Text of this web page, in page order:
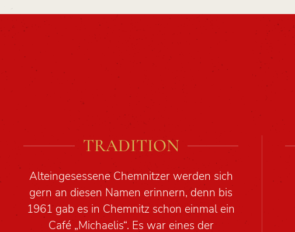
TRADITION
Alteingesessene Chemnitzer werden sich
gern an diesen Namen erinnern, denn bis
1961 gab es in Chemnitz schon einmal ein
Café „Michaelis“. Es war eines der